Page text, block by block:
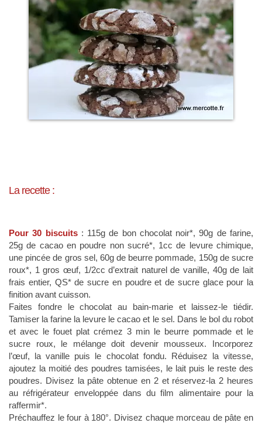
La recette :
Pour 30 biscuits: 115g de bon chocolat noir*, 90g de farine,
25g de cacao en poudre non sucré*, 1cc de levure chimique,
une pincée de gros sel, 60g de beurre pommade, 150g de sucre
roux*, 1 gros œuf, 1/2cc d’extrait naturel de vanille, 40g de lait
frais entier, QS* de sucre en poudre et de sucre glace pour la
finition avant cuisson.
Faites fondre le chocolat au bain-marie et laissez-le tiédir.
Tamiser la farine la levure le cacao et le sel. Dans le bol du robot
et avec le fouet plat crémez 3 min le beurre pommade et le
sucre roux, le mélange doit devenir mousseux. Incorporez
l’œuf, la vanille puis le chocolat fondu. Réduisez la vitesse,
ajoutez la moitié des poudres tamisées, le lait puis le reste des
poudres. Divisez la pâte obtenue en 2 et réservez-la 2 heures
au réfrigérateur enveloppée dans du film alimentaire pour la
raffermir*.
Préchauffez le four à 180°. Divisez chaque morceau de pâte en